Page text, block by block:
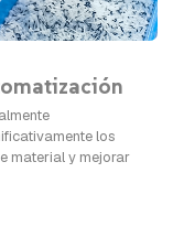
los
material y mejorar